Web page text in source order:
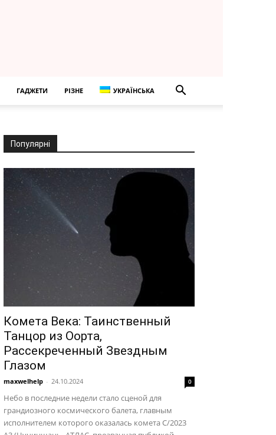
ГАДЖЕТИ РІЗНЕ УКРАЇНСЬКА
Популярні
Комета Века: Таинственный
Танцор из Оорта,
Рассекреченный Звездным
Глазом
maxwelhelp - 24.10.2024 0
Небо в последние недели стало сценой для
грандиозного космического балета, главным
исполнителем которого оказалась комета C/2023